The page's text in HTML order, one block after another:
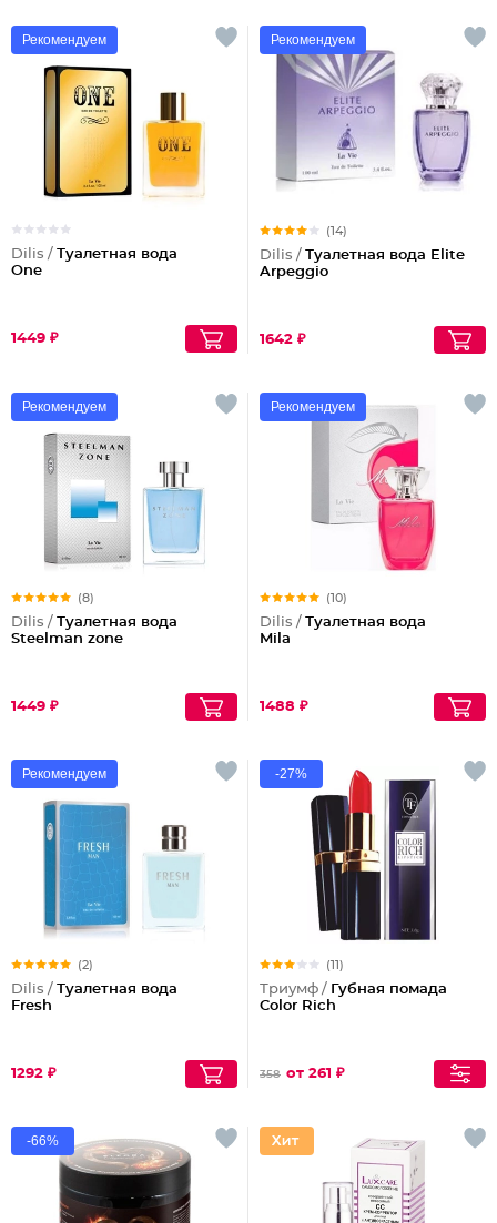
Рекомендуем
Dilis / Туалетная вода
One
1449 ₽
Рекомендуем
(14)
Dilis / Туалетная вода Elite
Arpeggio
1642 ₽
Рекомендуем
(8)
Dilis / Туалетная вода
Steelman zone
1449 ₽
Рекомендуем
(10)
Dilis / Туалетная вода
Mila
1488 ₽
Рекомендуем
(2)
Dilis / Туалетная вода
Fresh
1292 ₽
-27%
(11)
Триумф / Губная помада
Color Rich
358 от 261 ₽
-66%